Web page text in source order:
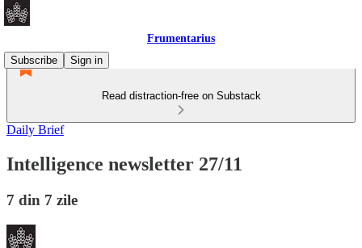
Frumentarius
Subscribe
Sign in
Read distraction-free on Substack
Daily Brief
Intelligence newsletter 27/11
7 din 7 zile